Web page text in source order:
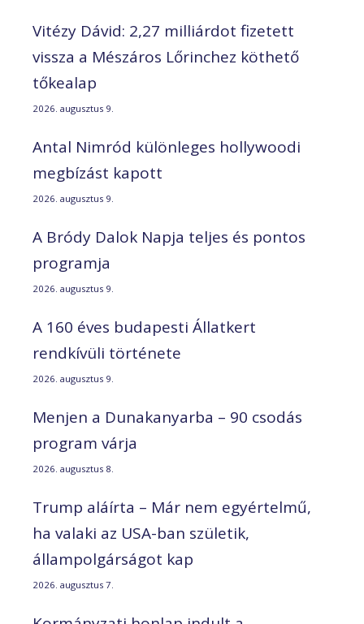
Vitézy Dávid: 2,27 milliárdot fizetett
vissza a Mészáros Lőrinchez köthető
tőkealap
2026. augusztus 9.
Antal Nimród különleges hollywoodi
megbízást kapott
2026. augusztus 9.
A Bródy Dalok Napja teljes és pontos
programja
2026. augusztus 9.
A 160 éves budapesti Állatkert
rendkívüli története
2026. augusztus 9.
Menjen a Dunakanyarba – 90 csodás
program várja
2026. augusztus 8.
Trump aláírta – Már nem egyértelmű,
ha valaki az USA-ban születik,
állampolgárságot kap
2026. augusztus 7.